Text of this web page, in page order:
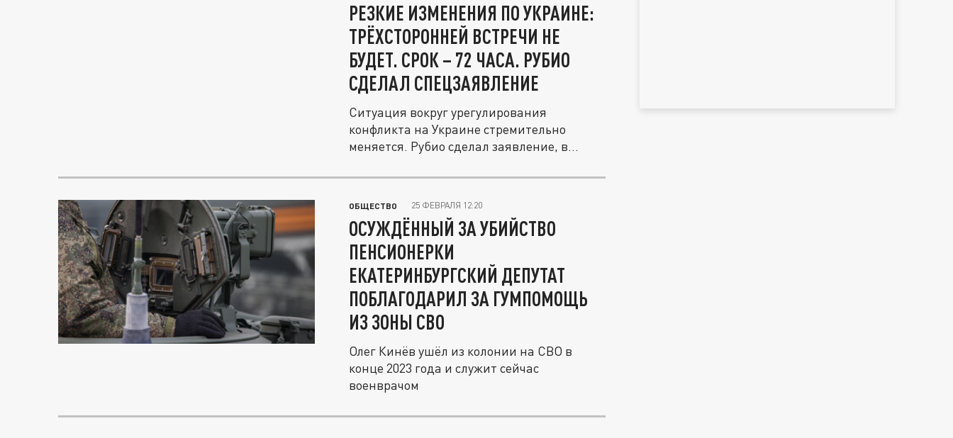
РЕЗКИЕ ИЗМЕНЕНИЯ ПО УКРАИНЕ:
ТРЁХСТОРОННЕЙ ВСТРЕЧИ НЕ
БУДЕТ. СРОК – 72 ЧАСА. РУБИО
СДЕЛАЛ СПЕЦЗАЯВЛЕНИЕ
Ситуация вокруг урегулирования
конфликта на Украине стремительно
меняется. Рубио сделал заявление, в
ОБЩЕСТВО 25 ФЕВРАЛЯ 12:20
ОСУЖДЁННЫЙ ЗА УБИЙСТВО
ПЕНСИОНЕРКИ
ЕКАТЕРИНБУРГСКИЙ ДЕПУТАТ
ПОБЛАГОДАРИЛ ЗА ГУМПОМОЩЬ
ИЗ ЗОНЫ СВО
Олег Кинёв ушёл из колонии на СВО в
конце 2023 года и служит сейчас
военврачом